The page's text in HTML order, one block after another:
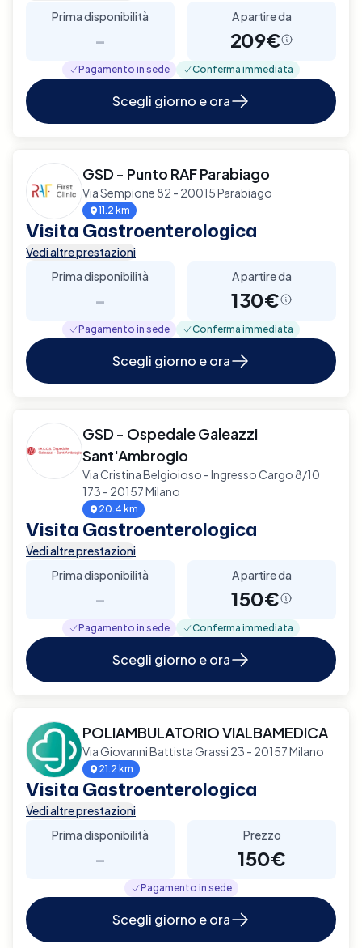
Prima disponibilità
-
A partire da
209€
Pagamento in sede Conferma immediata
Scegli giorno e ora
GSD - Punto RAF Parabiago
Via Sempione 82 - 20015 Parabiago
11.2 km
Visita Gastroenterologica
Vedi altre prestazioni
Prima disponibilità
-
A partire da
130€
Pagamento in sede Conferma immediata
Scegli giorno e ora
GSD - Ospedale Galeazzi
Sant'Ambrogio
Via Cristina Belgioioso - Ingresso Cargo 8/10
173 - 20157 Milano
20.4 km
Visita Gastroenterologica
Vedi altre prestazioni
Prima disponibilità
-
A partire da
150€
Pagamento in sede Conferma immediata
Scegli giorno e ora
POLIAMBULATORIO VIALBAMEDICA
Via Giovanni Battista Grassi 23 - 20157 Milano
21.2 km
Visita Gastroenterologica
Vedi altre prestazioni
Prima disponibilità
-
Prezzo
150€
Pagamento in sede
Scegli giorno e ora